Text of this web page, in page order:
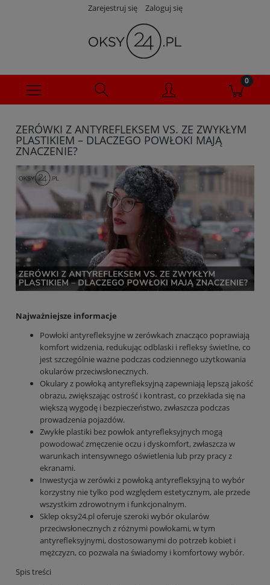
Zarejestruj się Zaloguj się
ZERÓWKI Z ANTYREFLEKSEM VS. ZE ZWYKŁYM
PLASTIKIEM – DLACZEGO POWŁOKI MAJĄ
ZNACZENIE?
Najważniejsze informacje
Powłoki antyrefleksyjne w zerówkach znacząco poprawiają
komfort widzenia, redukując odblaski i refleksy świetlne, co
jest szczególnie ważne podczas codziennego użytkowania
okularów przeciwsłonecznych.
Okulary z powłoką antyrefleksyjną zapewniają lepszą jakość
obrazu, zwiększając ostrość i kontrast, co przekłada się na
większą wygodę i bezpieczeństwo, zwłaszcza podczas
prowadzenia pojazdów.
Zwykłe plastiki bez powłok antyrefleksyjnych mogą
powodować zmęczenie oczu i dyskomfort, zwłaszcza w
warunkach intensywnego oświetlenia lub przy pracy z
ekranami.
Inwestycja w zerówki z powłoką antyrefleksyjną to wybór
korzystny nie tylko pod względem estetycznym, ale przede
wszystkim zdrowotnym i funkcjonalnym.
Sklep oksy24.pl oferuje szeroki wybór okularów
przeciwsłonecznych z różnymi powłokami, w tym
antyrefleksyjnymi, dostosowanymi do potrzeb kobiet i
mężczyzn, co pozwala na świadomy i komfortowy wybór.
Spis treści